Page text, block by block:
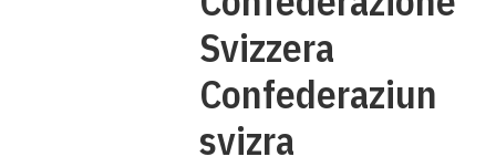
Svizzera
Confederaziun
svizra